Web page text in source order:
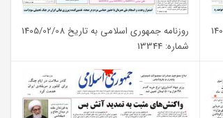
روزنامه جمهوری اسلامی به تاریخ 1405/02/08
شماره: 13344